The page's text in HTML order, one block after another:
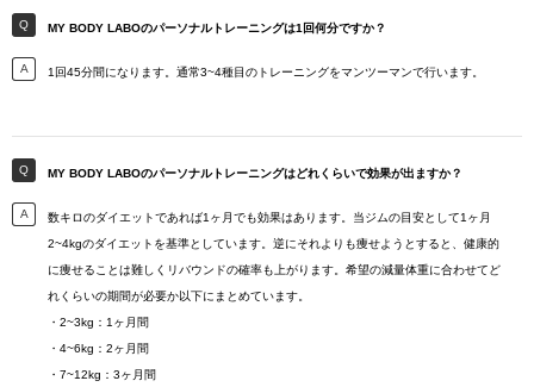
MY BODY LABOのパーソナルトレーニングは1回何分ですか？
1回45分間になります。通常3~4種目のトレーニングをマンツーマンで行います。
MY BODY LABOのパーソナルトレーニングはどれくらいで効果が出ますか？
数キロのダイエットであれば1ヶ月でも効果はあります。当ジムの目安として1ヶ月
2~4kgのダイエットを基準としています。逆にそれよりも痩せようとすると、健康的
に痩せることは難しくリバウンドの確率も上がります。希望の減量体重に合わせてど
れくらいの期間が必要か以下にまとめています。
・2~3kg：1ヶ月間
・4~6kg：2ヶ月間
・7~12kg：3ヶ月間